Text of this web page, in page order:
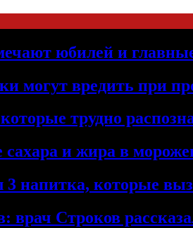
юбилей и
могут вредить при
трудно
и жира в
3 напитка, которые
врач Строков